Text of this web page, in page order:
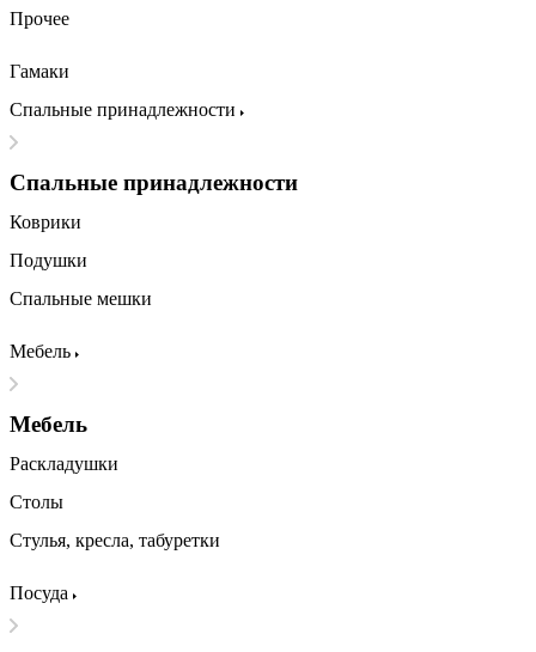
Прочее
Гамаки
Спальные принадлежности
Спальные принадлежности
Коврики
Подушки
Спальные мешки
Мебель
Мебель
Раскладушки
Столы
Стулья, кресла, табуретки
Посуда